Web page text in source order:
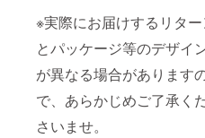
※実際にお届けするリタ
とパッケージ等のデザイ
が異なる場合があります
で、あらかじめご了承く
さいませ。